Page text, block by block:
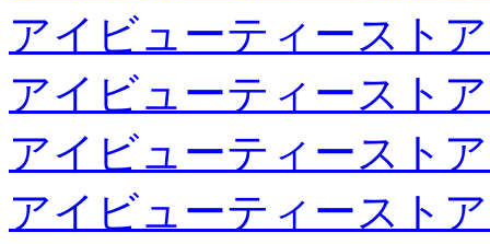
アイビューティースト
アイビューティースト
アイビューティースト
アイビューティースト